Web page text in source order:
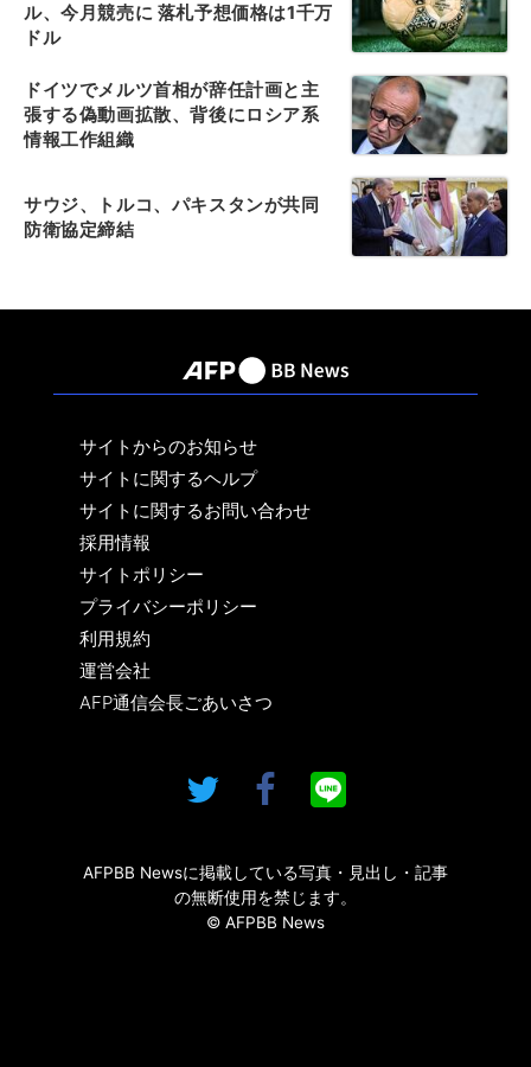
ル、今月競売に 落札予想価格は1千万
ドル
ドイツでメルツ首相が辞任計画と主
張する偽動画拡散、背後にロシア系
情報工作組織
サウジ、トルコ、パキスタンが共同
防衛協定締結
サイトからのお知らせ
サイトに関するヘルプ
サイトに関するお問い合わせ
採用情報
サイトポリシー
プライバシーポリシー
利用規約
運営会社
AFP通信会長ごあいさつ
AFPBB Newsに掲載している写真・見出し・記事
の無断使用を禁じます。
© AFPBB News